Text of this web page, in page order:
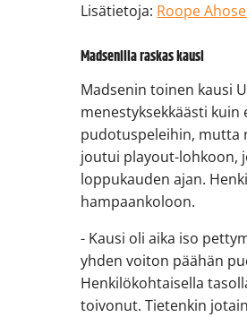
Lisätietoja: Roope
Madsenilla raskas kausi
Madsenin toinen kausi
menestyksekkäästi kuin
pudotuspeleihin, mutta
joutui playout-lohkoon,
loppukauden ajan.
hampaankoloon.
- Kausi oli aika iso
yhden voiton päähän
Henkilökohtaisella
toivonut. Tietenkin